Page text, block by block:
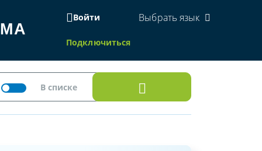
Войти
Подключиться
Выбрать язык